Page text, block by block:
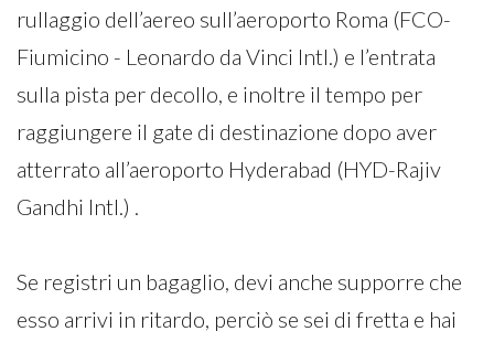
rullaggio dell’aereo sull’aeroporto Roma (FCO-
Fiumicino - Leonardo da Vinci Intl.) e l’entrata
sulla pista per decollo, e inoltre il tempo per
raggiungere il gate di destinazione dopo aver
atterrato all’aeroporto Hyderabad (HYD-Rajiv
Gandhi Intl.) .
Se registri un bagaglio, devi anche supporre che
esso arrivi in ritardo, perciò se sei di fretta e hai